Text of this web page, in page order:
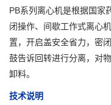
PB系列离心机是根据国家
闭操作、间歇工作式离心
置，开启盖安全省力，密
鼓告诉回转进行分离，对
卸料。
技术说明